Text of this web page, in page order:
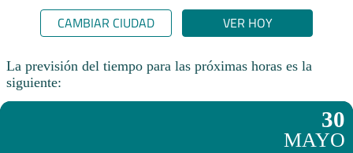
CAMBIAR CIUDAD VER HOY
La previsión del tiempo para las próximas horas es la
siguiente:
30
MAYO